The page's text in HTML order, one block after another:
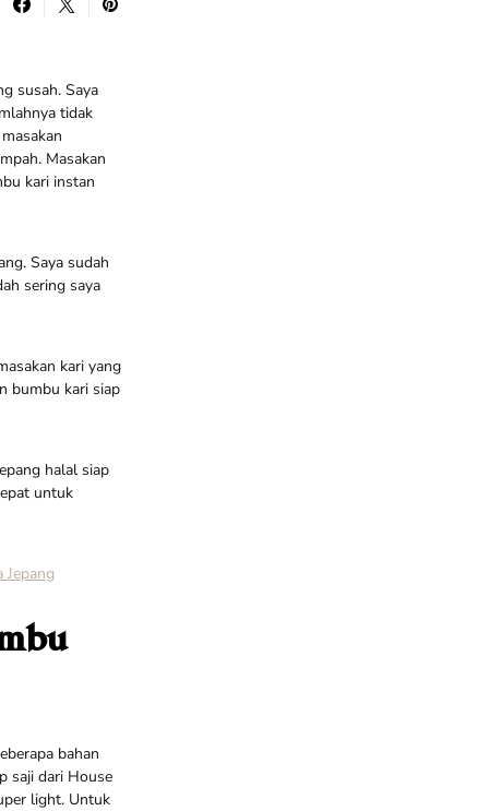
susah. Saya
tidak
Masakan
kari instan
Saya sudah
sering saya
kari yang
bumbu kari siap
halal siap
untuk
bahan
saji dari House
light. Untuk